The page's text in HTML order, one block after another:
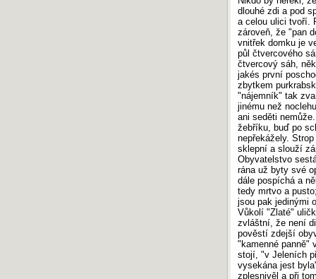
dlouhé zdi a pod
a celou ulici tvoří.
zároveň, že "pan
vnitřek domku je
půl čtvercového
čtvercový sáh,
jakés první
zbytkem
"nájemník" tak
jinému než
ani seděti
žebříku, buď po
nepřekážely.
sklepní a slouží
Obyvatelstvo
rána už byty své
dále pospíchá a
tedy mrtvo a
jsou pak jedinými
Vůkolí "Zlaté"
zvláštní, že není
pověstí zdejší
"kamenné panně"
stojí, "v Jeleních
vysekána jest
zplesnivěl a při